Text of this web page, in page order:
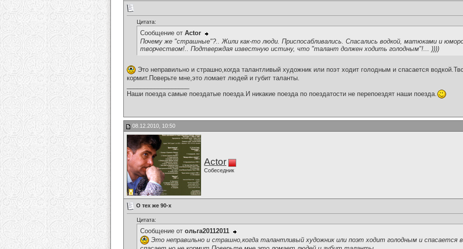
Цитата:
Сообщение от Actor
Почему же "страшные"?.. Жили как-то люди. Приспосабливались. Спасались водкой, матюками и
творчеством!.. Подтверждая известную истину, что "талант должен ходить голодным"!... ))))
Это неправильно и страшно,когда талантливый художник или поэт ходит голодным и спасается
кормит.Поверьте мне,это ломает людей и губит таланты.
Наши поезда самые поездатые поезда.И никакие поезда по поездатости не перепоездят наши поезда.
08.12.2010, 10:50
Actor
Собеседник
О тех же 90-х
Цитата:
Сообщение от ольга20112011
Это неправильно и страшно,когда талантливый художник или поэт ходит голодным и спасается